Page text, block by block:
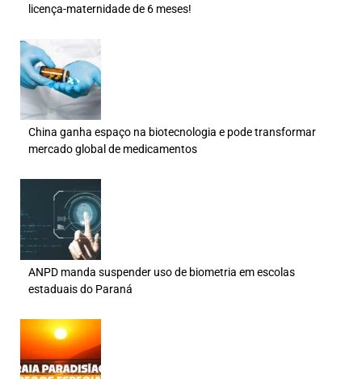
licença-maternidade de 6 meses!
China ganha espaço na biotecnologia e pode transformar
mercado global de medicamentos
ANPD manda suspender uso de biometria em escolas
estaduais do Paraná